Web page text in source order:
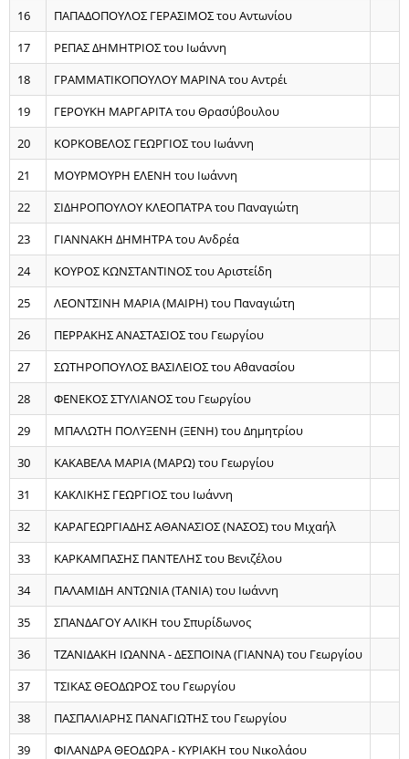
16
ΠΑΠΑΔΟΠΟΥΛΟΣ ΓΕΡΑΣΙΜΟΣ του Αντωνίου
17
ΡΕΠΑΣ ΔΗΜΗΤΡΙΟΣ του Ιωάννη
18
ΓΡΑΜΜΑΤΙΚΟΠΟΥΛΟΥ ΜΑΡΙΝΑ του Αντρέι
19
ΓΕΡΟΥΚΗ ΜΑΡΓΑΡΙΤΑ του Θρασύβουλου
20
ΚΟΡΚΟΒΕΛΟΣ ΓΕΩΡΓΙΟΣ του Ιωάννη
21
ΜΟΥΡΜΟΥΡΗ ΕΛΕΝΗ του Ιωάννη
22
ΣΙΔΗΡΟΠΟΥΛΟΥ ΚΛΕΟΠΑΤΡΑ του Παναγιώτη
23
ΓΙΑΝΝΑΚΗ ΔΗΜΗΤΡΑ του Ανδρέα
24
ΚΟΥΡΟΣ ΚΩΝΣΤΑΝΤΙΝΟΣ του Αριστείδη
25
ΛΕΟΝΤΣΙΝΗ ΜΑΡΙΑ (ΜΑΙΡΗ) του Παναγιώτη
26
ΠΕΡΡΑΚΗΣ ΑΝΑΣΤΑΣΙΟΣ του Γεωργίου
27
ΣΩΤΗΡΟΠΟΥΛΟΣ ΒΑΣΙΛΕΙΟΣ του Αθανασίου
28
ΦΕΝΕΚΟΣ ΣΤΥΛΙΑΝΟΣ του Γεωργίου
29
ΜΠΑΛΩΤΗ ΠΟΛΥΞΕΝΗ (ΞΕΝΗ) του Δημητρίου
30
ΚΑΚΑΒΕΛΑ ΜΑΡΙΑ (ΜΑΡΩ) του Γεωργίου
31
ΚΑΚΛΙΚΗΣ ΓΕΩΡΓΙΟΣ του Ιωάννη
32
ΚΑΡΑΓΕΩΡΓΙΑΔΗΣ ΑΘΑΝΑΣΙΟΣ (ΝΑΣΟΣ) του Μιχαήλ
33
ΚΑΡΚΑΜΠΑΣΗΣ ΠΑΝΤΕΛΗΣ του Βενιζέλου
34
ΠΑΛΑΜΙΔΗ ΑΝΤΩΝΙΑ (ΤΑΝΙΑ) του Ιωάννη
35
ΣΠΑΝΔΑΓΟΥ ΑΛΙΚΗ του Σπυρίδωνος
36
ΤΖΑΝΙΔΑΚΗ ΙΩΑΝΝΑ - ΔΕΣΠΟΙΝΑ (ΓΙΑΝΝΑ) του Γεωργίου
37
ΤΣΙΚΑΣ ΘΕΟΔΩΡΟΣ του Γεωργίου
38
ΠΑΣΠΑΛΙΑΡΗΣ ΠΑΝΑΓΙΩΤΗΣ του Γεωργίου
39
ΦΙΛΑΝΔΡΑ ΘΕΟΔΩΡΑ - ΚΥΡΙΑΚΗ του Νικολάου